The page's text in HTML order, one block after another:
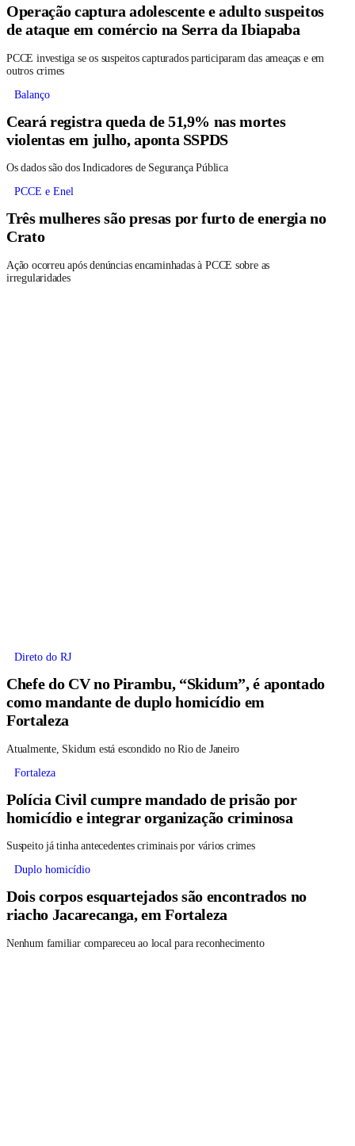
Operação captura adolescente e adulto suspeitos
de ataque em comércio na Serra da Ibiapaba
PCCE investiga se os suspeitos capturados participaram das ameaças e em
outros crimes
Balanço
Ceará registra queda de 51,9% nas mortes
violentas em julho, aponta SSPDS
Os dados são dos Indicadores de Segurança Pública
PCCE e Enel
Três mulheres são presas por furto de energia no
Crato
Ação ocorreu após denúncias encaminhadas à PCCE sobre as
irregularidades
Direto do RJ
Chefe do CV no Pirambu, “Skidum”, é apontado
como mandante de duplo homicídio em
Fortaleza
Atualmente, Skidum está escondido no Rio de Janeiro
Fortaleza
Polícia Civil cumpre mandado de prisão por
homicídio e integrar organização criminosa
Suspeito já tinha antecedentes criminais por vários crimes
Duplo homicídio
Dois corpos esquartejados são encontrados no
riacho Jacarecanga, em Fortaleza
Nenhum familiar compareceu ao local para reconhecimento